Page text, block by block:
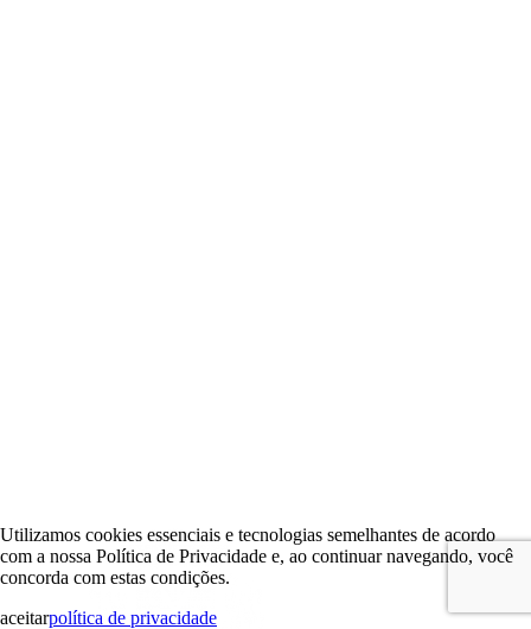
Utilizamos cookies essenciais e tecnologias semelhantes de acordo
com a nossa Política de Privacidade e, ao continuar navegando, você
concorda com estas condições.
aceitarpolítica de privacidade